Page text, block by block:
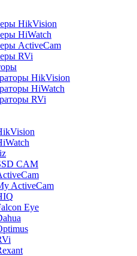
HikVision
HiWatch
ActiveCam
RVi
HikVision
HiWatch
RVi
CAM
ActiveCam
Eye